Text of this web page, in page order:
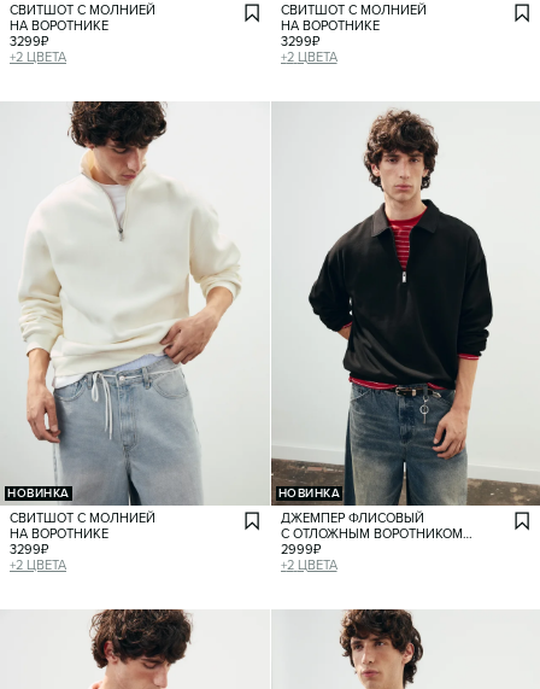
СВИТШОТ С МОЛНИЕЙ
НА ВОРОТНИКЕ
3299₽
+2 ЦВЕТА
СВИТШОТ С МОЛНИЕЙ
НА ВОРОТНИКЕ
3299₽
+2 ЦВЕТА
НОВИНКА
СВИТШОТ С МОЛНИЕЙ
НА ВОРОТНИКЕ
3299₽
+2 ЦВЕТА
НОВИНКА
ДЖЕМПЕР ФЛИСОВЫЙ
С ОТЛОЖНЫМ ВОРОТНИКОМ
НА МОЛНИИ
2999₽
+2 ЦВЕТА